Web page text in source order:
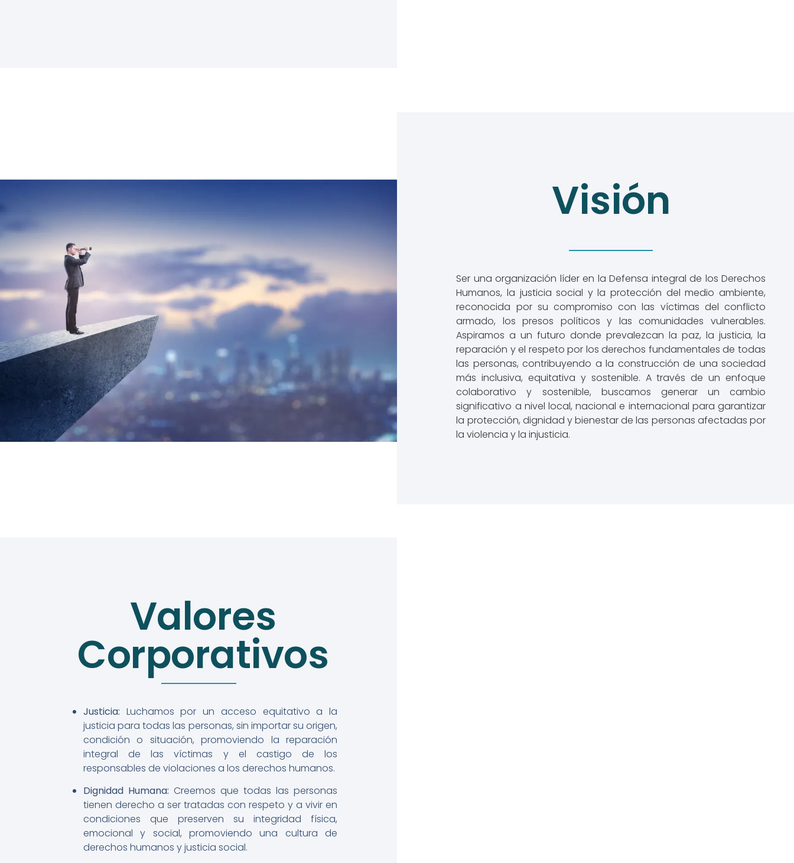
Visión
Ser una organización líder en la Defensa integral de los Derechos
Humanos, la justicia social y la protección del medio ambiente,
reconocida por su compromiso con las víctimas del conflicto
armado, los presos políticos y las comunidades vulnerables.
Aspiramos a un futuro donde prevalezcan la paz, la justicia, la
reparación y el respeto por los derechos fundamentales de todas
las personas, contribuyendo a la construcción de una sociedad
más inclusiva, equitativa y sostenible. A través de un enfoque
colaborativo y sostenible, buscamos generar un cambio
significativo a nivel local, nacional e internacional para garantizar
la protección, dignidad y bienestar de las personas afectadas por
la violencia y la injusticia.
Valores
Corporativos
Justicia: Luchamos por un acceso equitativo a la
justicia para todas las personas, sin importar su origen,
condición o situación, promoviendo la reparación
integral de las víctimas y el castigo de los
responsables de violaciones a los derechos humanos.
Dignidad Humana: Creemos que todas las personas
tienen derecho a ser tratadas con respeto y a vivir en
condiciones que preserven su integridad física,
emocional y social, promoviendo una cultura de
derechos humanos y justicia social.